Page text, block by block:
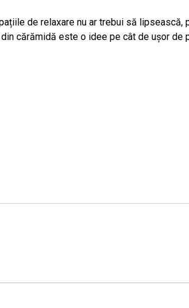
de relaxare nu ar trebui să lipsească,
cărămidă este o idee pe cât de ușor de